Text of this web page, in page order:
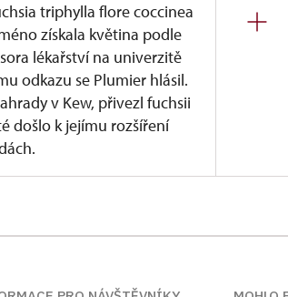
triphylla flore coccinea
získala květina podle
lékařství na univerzitě
odkazu se Plumier hlásil.
v Kew, přivezl fuchsii
došlo k jejímu rozšíření
p. Jiřím Mrázem z Bělčic. Právě díky